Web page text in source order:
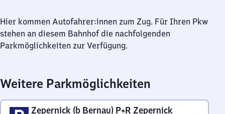
Hier kommen Autofahrer:innen zum Zug. Für Ihren Pkw
stehen an diesem Bahnhof die nachfolgenden
Parkmöglichkeiten zur Verfügung.
Weitere Parkmöglichkeiten
Zepernick (b Bernau) P+R Zepernick